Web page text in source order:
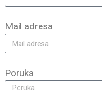
Mail adresa
Poruka